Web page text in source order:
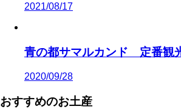
2021/08/17
青の都サマルカンド 定番観
2020/09/28
おすすめのお土産